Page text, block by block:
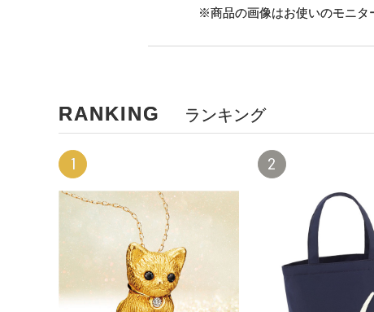
※商品の画像はお使いのモニタ
RANKING ランキング
1 2